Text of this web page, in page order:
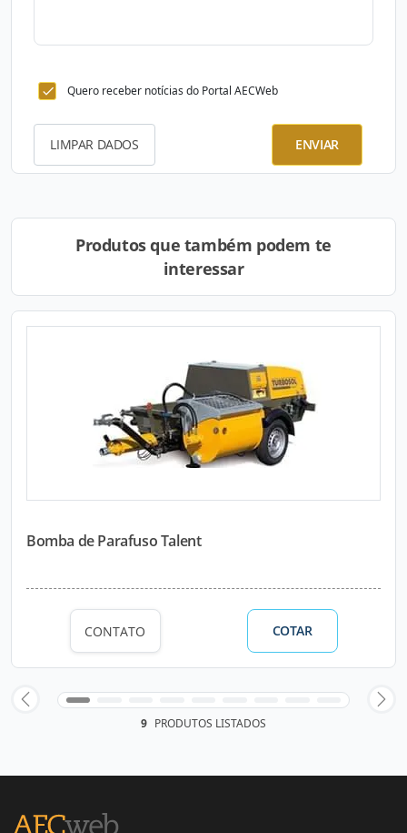
Quero receber notícias do Portal AECWeb
LIMPAR DADOS ENVIAR
Produtos que também podem te
interessar
Bomba de Parafuso Talent
CONTATO COTAR
9 PRODUTOS LISTADOS